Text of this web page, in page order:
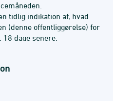
tidlig indikation af, hvad
(denne offentliggørelse) for
dage senere.